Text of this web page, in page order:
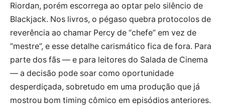
Riordan, porém escorrega ao optar pelo silêncio de
Blackjack. Nos livros, o pégaso quebra protocolos de
reverência ao chamar Percy de “chefe” em vez de
“mestre”, e esse detalhe carismático fica de fora. Para
parte dos fãs — e para leitores do Salada de Cinema
— a decisão pode soar como oportunidade
desperdiçada, sobretudo em uma produção que já
mostrou bom timing cômico em episódios anteriores.